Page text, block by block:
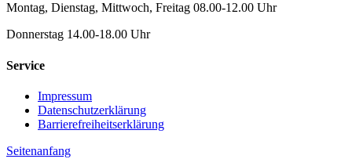
Montag, Dienstag, Mittwoch, Freitag 08.00-12.00 Uhr
Donnerstag 14.00-18.00 Uhr
Service
Impressum
Datenschutzerklärung
Barrierefreiheitserklärung
Seitenanfang